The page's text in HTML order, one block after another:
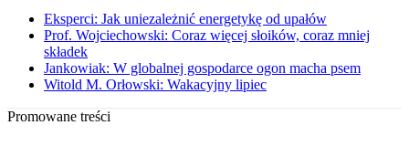
Eksperci: Jak uniezależnić energetykę od upałów
Prof. Wojciechowski: Coraz więcej słoików, coraz mniej
składek
Jankowiak: W globalnej gospodarce ogon macha psem
Witold M. Orłowski: Wakacyjny lipiec
Promowane treści